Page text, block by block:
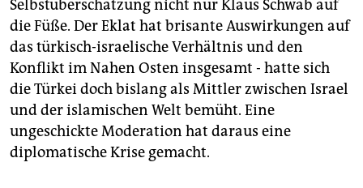
Selbstüberschätzung nicht nur Klaus Schwab auf
die Füße. Der Eklat hat brisante Auswirkungen auf
das türkisch-israelische Verhältnis und den
Konflikt im Nahen Osten insgesamt - hatte sich
die Türkei doch bislang als Mittler zwischen Israel
und der islamischen Welt bemüht. Eine
ungeschickte Moderation hat daraus eine
diplomatische Krise gemacht.